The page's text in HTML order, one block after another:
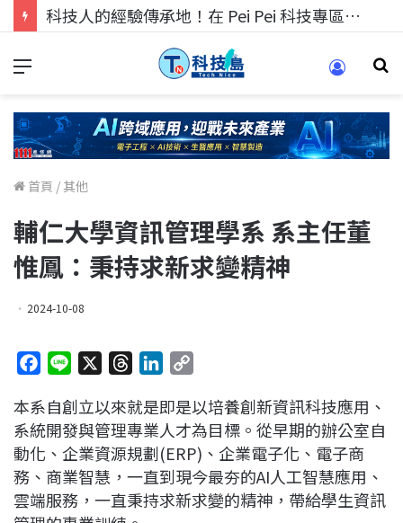
科技人的經驗傳承地！在 Pei Pei 科技專區，與學弟妹交流最硬核的技術
首頁 /其他
輔仁大學資訊管理學系 系主任董
惟鳳：秉持求新求變精神
2024-10-08
c
e
b
o
o
n
e
r
e
a
d
s
n
k
e
d
I
p
y
L
i
n
本系自創立以來就是即是以培養創新資訊科技應用、
系統開發與管理專業人才為目標。從早期的辦公室自
動化、企業資源規劃(ERP)、企業電子化、電子商
務、商業智慧，一直到現今最夯的AI人工智慧應用、
雲端服務，一直秉持求新求變的精神，帶給學生資訊